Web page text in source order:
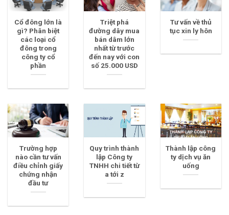
Cổ đông lớn là
gì? Phân biệt
các loại cổ
đông trong
công ty cổ
phần
Triệt phá
đường dây mua
bán dâm lớn
nhất từ trước
đến nay với con
số 25.000 USD
Tư vấn về thủ
tục xin ly hôn
Trường hợp
nào cần tư vấn
điều chỉnh giấy
chứng nhận
đầu tư
Quy trình thành
lập Công ty
TNHH chi tiết từ
a tới z
Thành lập công
ty dịch vụ ăn
uống